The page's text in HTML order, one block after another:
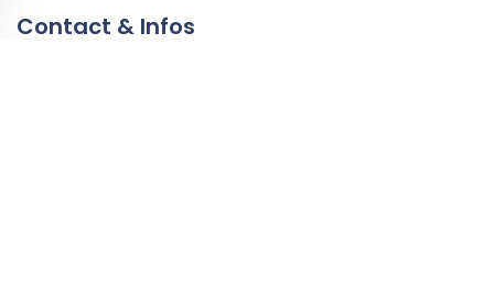
Contact & Infos